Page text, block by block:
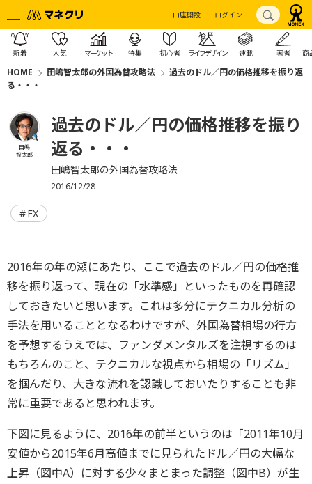
口座開設 ログイン
新着 人気 マーケット 特集 初心者 ライフデザイン 連載 著者 商
HOME 田嶋智太郎の外国為替攻略法
過去のドル／円の価格推移を振り返
る・・・
田嶋
智太郎
過去のドル／円の価格推移を振り
返る・・・
田嶋智太郎の外国為替攻略法
2016/12/28
FX
2016年の年の瀬にあたり、ここで過去のドル／円の価格推
移を振り返って、現在の「水準感」といったものを再確認
しておきたいと思います。これは多分にテクニカル分析の
手法を用いることとなるわけですが、外国為替相場の行方
を予想するうえでは、ファンダメンタルズを注視するのは
もちろんのこと、テクニカルな視点から相場の「リズム」
を掴んだり、大きな流れを認識しておいたりすることも非
常に重要であると思われます。
下図に見るように、2016年の前半というのは「2011年10月
安値から2015年6月高値までに見られたドル／円の大幅な
上昇（図中A）に対する少々まとまった調整（図中B）が生